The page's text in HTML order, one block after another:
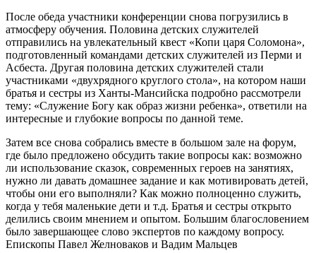
После обеда участники конференции снова погрузились в
атмосферу обучения. Половина детских служителей
отправились на увлекательный квест «Копи царя Соломона»,
подготовленный командами детских служителей из Перми и
Асбеста. Другая половина детских служителей стали
участниками «двухрядного круглого стола», на котором наши
братья и сестры из Ханты-Мансийска подробно рассмотрели
тему: «Служение Богу как образ жизни ребенка», ответили на
интересные и глубокие вопросы по данной теме.
Затем все снова собрались вместе в большом зале на форум,
где было предложено обсудить такие вопросы как: возможно
ли использование сказок, современных героев на занятиях,
нужно ли давать домашнее задание и как мотивировать детей,
чтобы они его выполняли? Как можно полноценно служить,
когда у тебя маленькие дети и т.д. Братья и сестры открыто
делились своим мнением и опытом. Большим благословением
было завершающее слово экспертов по каждому вопросу.
Епископы Павел Желноваков и Вадим Мальцев